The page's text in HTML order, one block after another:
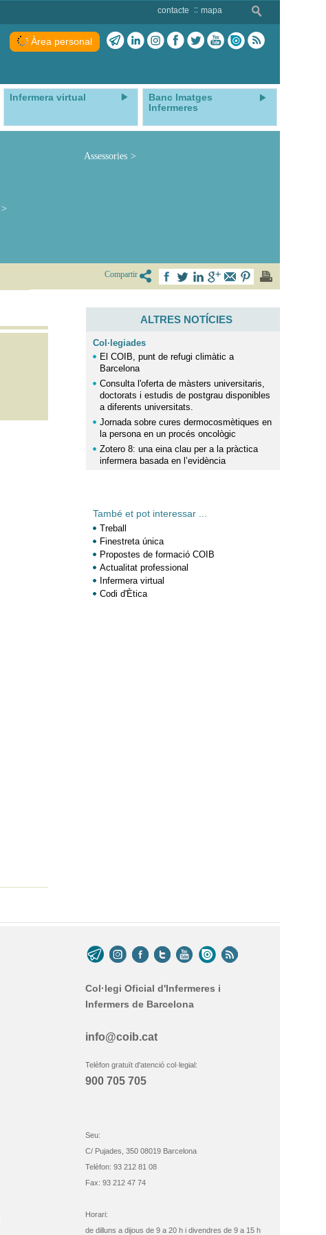
contacte mapa
Àrea personal
Infermera virtual
Banc Imatges
Infermeres
Assessories
Compartir
ALTRES NOTÍCIES
Col·legiades
El COIB, punt de refugi climàtic a
Barcelona
Consulta l'oferta de màsters universitaris,
doctorats i estudis de postgrau disponibles
a diferents universitats.
Jornada sobre cures dermocosmètiques en
la persona en un procés oncològic
Zotero 8: una eina clau per a la pràctica
infermera basada en l’evidència
També et pot interessar ...
Treball
Finestreta única
Propostes de formació COIB
Actualitat professional
Infermera virtual
Codi d'Ètica
Col·legi Oficial d'Infermeres i
Infermers de Barcelona
info@coib.cat
Telèfon gratuït d'atenció col·legial:
900 705 705
Seu:
C/ Pujades, 350 08019 Barcelona
Telèfon: 93 212 81 08
Fax: 93 212 47 74
Horari:
de dilluns a dijous de 9 a 20 h i divendres de 9 a 15 h